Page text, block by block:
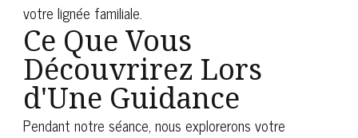
votre lignée familiale.
Ce Que Vous
Découvrirez Lors
d'Une Guidance
Pendant notre séance, nous explorerons votre